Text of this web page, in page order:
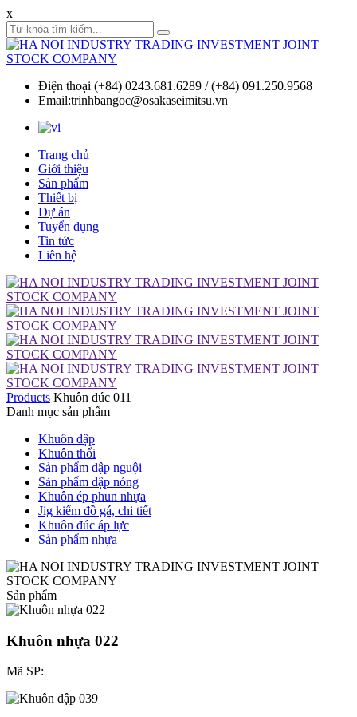
x
Điện thoại (+84) 0243.681.6289 / (+84) 091.250.9568
Email:trinhbangoc@osakaseimitsu.vn
Trang chủ
Giới thiệu
Sản phẩm
Thiết bị
Dự án
Tuyển dụng
Tin tức
Liên hệ
Products Khuôn đúc 011
Danh mục sản phẩm
Khuôn dập
Khuôn thổi
Sản phẩm dập nguội
Sản phẩm dập nóng
Khuôn ép phun nhựa
Jig kiểm đồ gá, chi tiết
Khuôn đúc áp lực
Sản phẩm nhựa
Sản phẩm
Khuôn nhựa 022
Mã SP: